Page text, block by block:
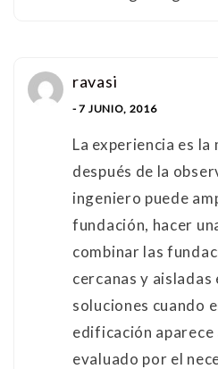
ravasi
- 7 JUNIO, 2016
La experiencia es
después de la
ingeniero puede
fundación, hacer
combinar las
cercanas y
soluciones cuando
edificación
evaluado por el